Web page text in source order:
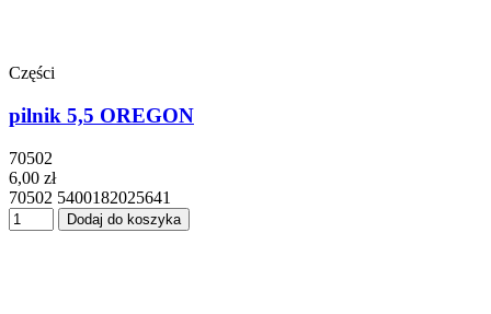
Części
pilnik 5,5 OREGON
70502
6,00 zł
70502 5400182025641
Dodaj do koszyka